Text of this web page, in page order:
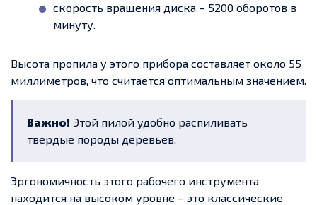
скорость вращения диска – 5200 оборотов в
минуту.
Высота пропила у этого прибора составляет около 55
миллиметров, что считается оптимальным значением.
Важно! Этой пилой удобно распиливать
твердые породы деревьев.
Эргономичность этого рабочего инструмента
находится на высоком уровне – это классические